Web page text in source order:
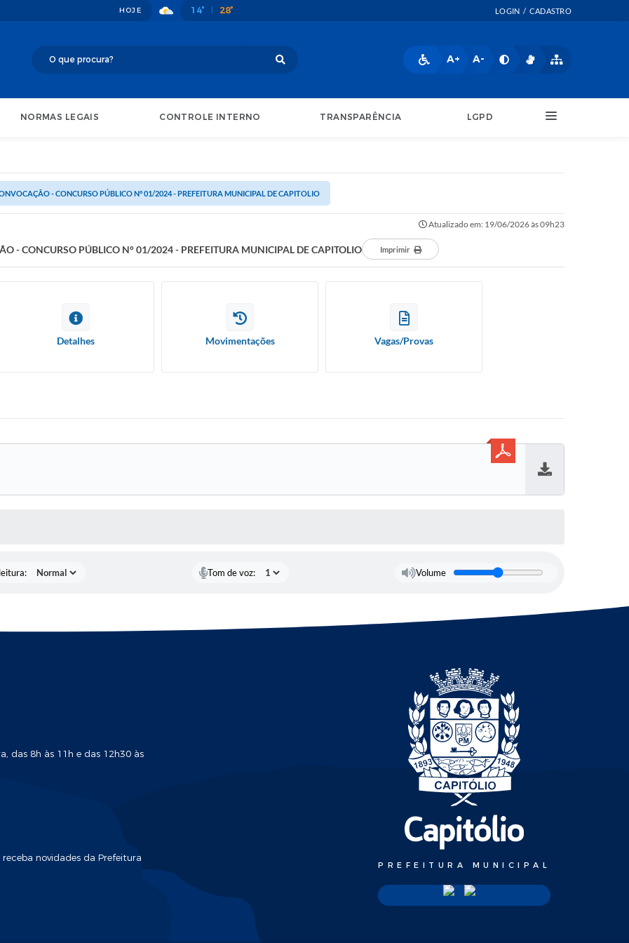
LOGIN / CADASTRO
A+ A-
HOJE 14° 28°
NORMAS LEGAIS CONTROLE INTERNO TRANSPARÊNCIA LGPD
- CONCURSO PÚBLICO N° 01/2024 - PREFEITURA MUNICIPAL DE CAPITOLIO
Atualizado em: 19/06/2026 às 09h23
- CONCURSO PÚBLICO N° 01/2024 - PREFEITURA MUNICIPAL DE CAPITOLIO Imprimir
Detalhes Movimentações Vagas/Provas
Tom de voz: Volume
das 8h às 11h e das 12h30 às
novidades da Prefeitura
PREFEITURA MUNICIPAL